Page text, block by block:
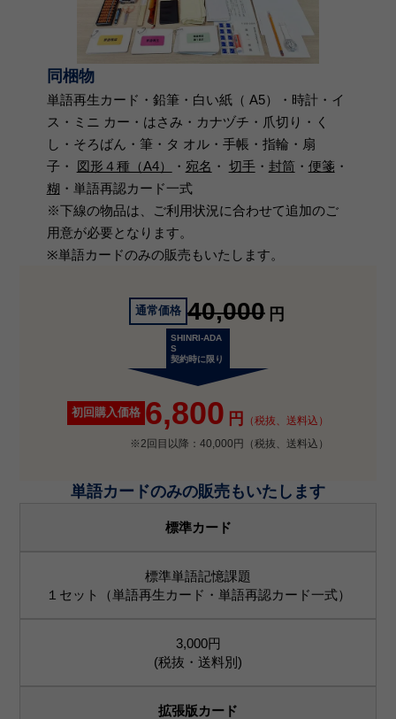
同梱物
単語再生カード・鉛筆・白い紙（ A5）・時計・イ
ス・ミニ カー・はさみ・カナヅチ・爪切り・く
し・そろばん・筆・タ オル・手帳・指輪・扇
子・ 図形４種（A4） ・ 宛名 ・ 切手・ 封筒 ・ 便箋 ・
糊 ・単語再認カード一式
※下線の物品は、ご利用状況に合わせて追加のご
用意が必要となります。
※単語カードのみの販売もいたします。
通常価格 40,000 円
SHINRI-ADA
S
契約時に限り
初回購入価格 6,800 円
（税抜、送料込）
※2回目以降：40,000円（税抜、送料込）
単語カードのみの販売もいたします
標準カード
標準単語記憶課題
１セット（単語再生カード・単語再認カード一式）
3,000円
(税抜・送料別)
拡張版カード